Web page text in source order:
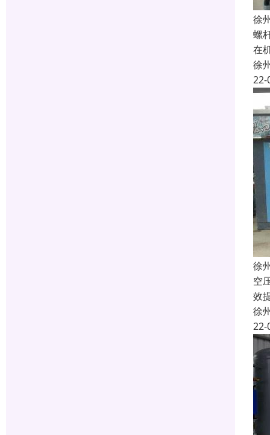
徐
螺
在
徐
22-
徐
空
效
徐
22-